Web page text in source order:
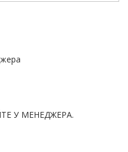
У МЕНЕДЖЕРА.